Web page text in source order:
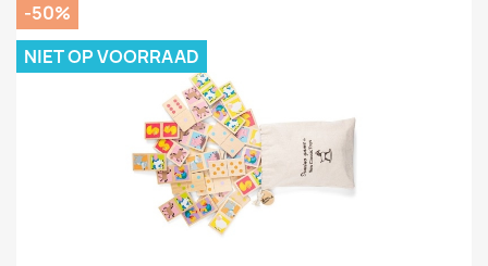
-50%
NIET OP VOORRAAD